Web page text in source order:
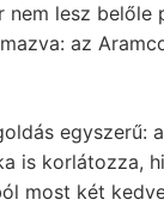
lesz
az
egyszerű:
is korlátozza,
most két